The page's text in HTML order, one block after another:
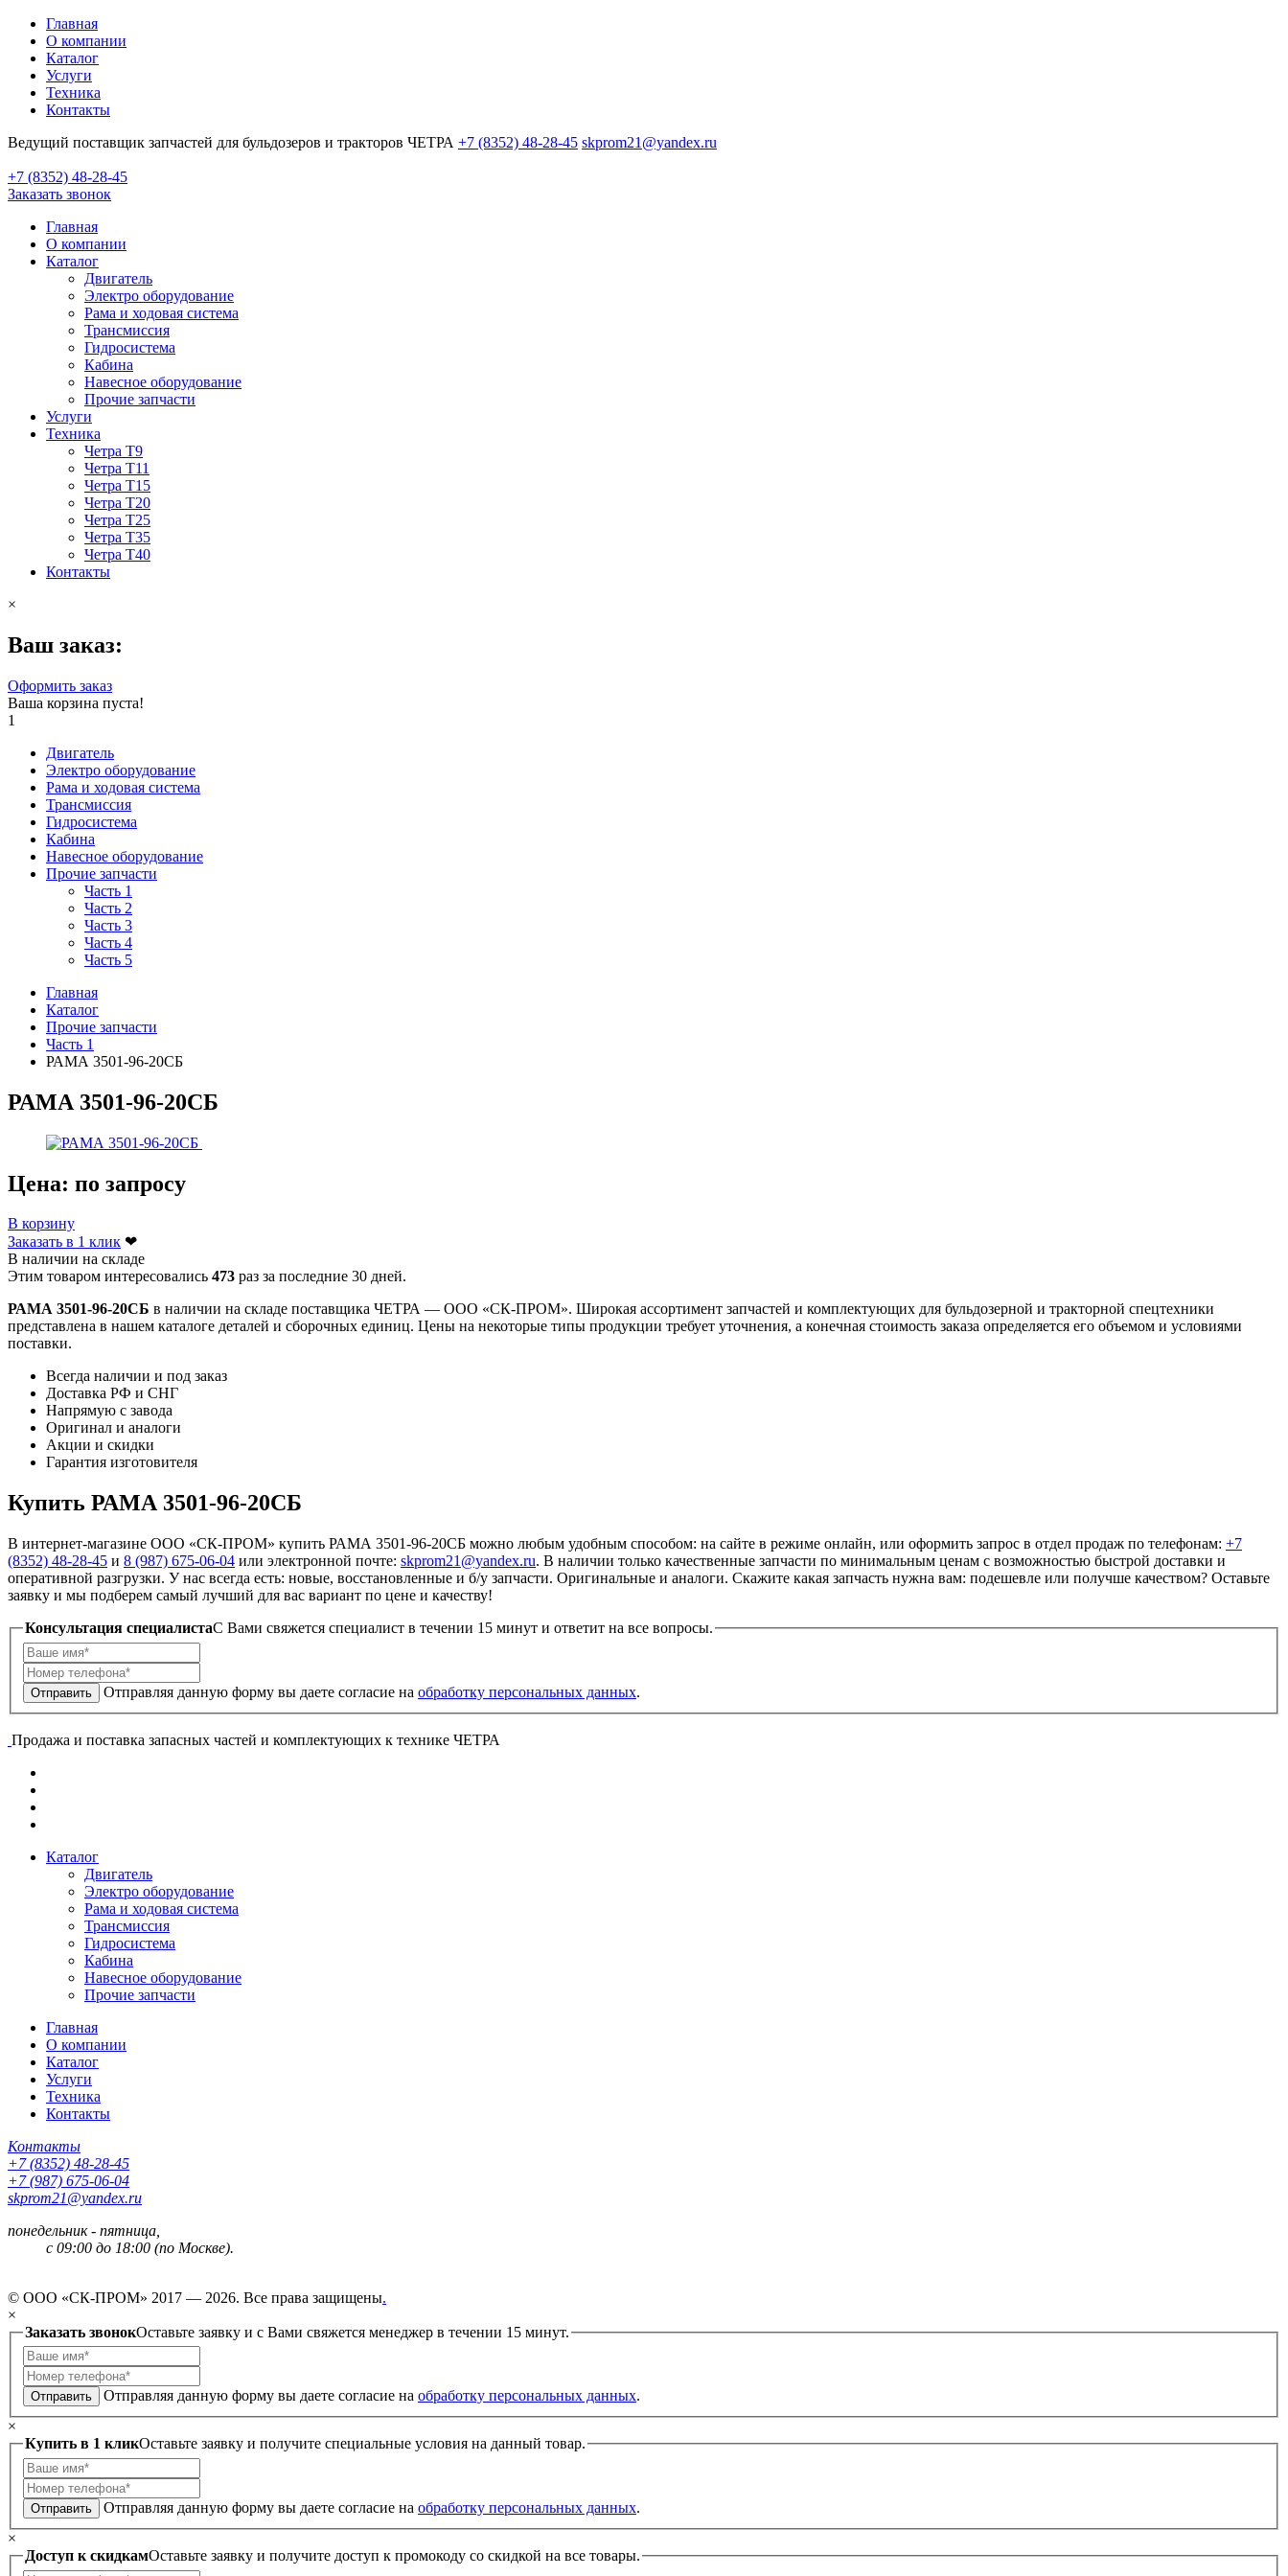
Главная
О компании
Каталог
Услуги
Техника
Контакты
Ведущий поставщик запчастей для бульдозеров и тракторов ЧЕТРА +7 (8352) 48-28-45 skprom21@yandex.ru
+7 (8352) 48-28-45
Заказать звонок
Главная
О компании
Каталог
Двигатель
Электро оборудование
Рама и ходовая система
Трансмиссия
Гидросистема
Кабина
Навесное оборудование
Прочие запчасти
Услуги
Техника
Четра Т9
Четра Т11
Четра Т15
Четра Т20
Четра Т25
Четра Т35
Четра Т40
Контакты
×
Ваш заказ:
Оформить заказ
Ваша корзина пуста!
1
Двигатель
Электро оборудование
Рама и ходовая система
Трансмиссия
Гидросистема
Кабина
Навесное оборудование
Прочие запчасти
Часть 1
Часть 2
Часть 3
Часть 4
Часть 5
Главная
Каталог
Прочие запчасти
Часть 1
РАМА 3501-96-20СБ
РАМА 3501-96-20СБ
Цена: по запросу
В корзину
Заказать в 1 клик ❤
В наличии на складе
Этим товаром интересовались 473 раз за последние 30 дней.
РАМА 3501-96-20СБ в наличии на складе поставщика ЧЕТРА — ООО «СК-ПРОМ». Широкая ассортимент запчастей и комплектующих для бульдозерной и тракторной спецтехники
представлена в нашем каталоге деталей и сборочных единиц. Цены на некоторые типы продукции требует уточнения, а конечная стоимость заказа определяется его объемом и условиями
поставки.
Всегда наличии и под заказ
Доставка РФ и СНГ
Напрямую с завода
Оригинал и аналоги
Акции и скидки
Гарантия изготовителя
Купить РАМА 3501-96-20СБ
В интернет-магазине ООО «СК-ПРОМ» купить РАМА 3501-96-20СБ можно любым удобным способом: на сайте в режиме онлайн, или оформить запрос в отдел продаж по телефонам: +7
(8352) 48-28-45 и 8 (987) 675-06-04 или электронной почте: skprom21@yandex.ru. В наличии только качественные запчасти по минимальным ценам с возможностью быстрой доставки и
оперативной разгрузки. У нас всегда есть: новые, восстановленные и б/у запчасти. Оригинальные и аналоги. Скажите какая запчасть нужна вам: подешевле или получше качеством? Оставьте
заявку и мы подберем самый лучший для вас вариант по цене и качеству!
Консультация специалистаC Вами свяжется специалист в течении 15 минут и ответит на все вопросы.
Отправить Отправляя данную форму вы даете согласие на обработку персональных данных.
Продажа и поставка запасных частей и комплектующих к технике ЧЕТРА
Каталог
Двигатель
Электро оборудование
Рама и ходовая система
Трансмиссия
Гидросистема
Кабина
Навесное оборудование
Прочие запчасти
Главная
О компании
Каталог
Услуги
Техника
Контакты
Контакты
+7 (8352) 48-28-45
+7 (987) 675-06-04
skprom21@yandex.ru
понедельник - пятница,
с 09:00 до 18:00 (по Москве).
© ООО «СК-ПРОМ» 2017 — 2026. Все права защищены.
×
Заказать звонокОставьте заявку и с Вами свяжется менеджер в течении 15 минут.
Отправить Отправляя данную форму вы даете согласие на обработку персональных данных.
×
Купить в 1 кликОставьте заявку и получите специальные условия на данный товар.
Отправить Отправляя данную форму вы даете согласие на обработку персональных данных.
×
Доступ к скидкамОставьте заявку и получите доступ к промокоду со скидкой на все товары.